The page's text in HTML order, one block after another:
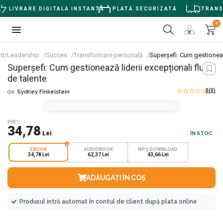
LIVRARE DIGITALĂ INSTANTĂ PLATĂ SECURIZATĂ
0
Leadership Succes Transformare personală Superșefi: Cum
Superșefi: Cum gestionează liderii excepționali fluxul
de talente
de Sydney Finkelstein 0(0)
PREȚ
34,78 Lei ÎN STOC
EBOOK
34,78 Lei
AUDIOBOOK
62,37 Lei
MP3 DOWNLOAD
43,66 Lei
ADĂUGAȚI ÎN COȘ
Produsul intră automat în contul de client după plata online